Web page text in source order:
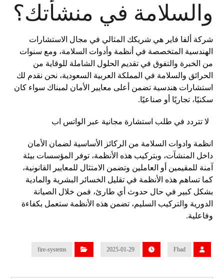
والسلامة في منشأتك؟
شركة ألفا فاير هي شريكك المثالي في مجال الاستشارات
الهندسية المتخصصة في أنظمة وأدوات السلامة، ومع سنوات
من الخبرة والتفوق في تقديم الحلول الشاملة للوقاية من
الحرائق والسلامة في المملكة العربية السعودية، نحن نقدم لك
استشارات هندسية تضمن أعلى معايير الأمان لمبناك سواء كان
سكنيًا، تجاريًا أو صناعيًا.
لا تتردد في طلب استشارة مجانية عبر الواتس اب
انظمة وادوات السلامة من الركائز الأساسية لضمان الأمان
داخل المنشآت، وبتركيب هذه الأنظمة، توفر المؤسسات بيئة
آمنة للمقيمين أو العاملين وتضمن الامتثال للمعايير القانونية،
كما تساهم هذه الأنظمة في تقليل الخسائر البشرية والمادية
بشكل كبير في حال حدوث أي طارئ، فمن خلال الصيانة
الدورية والتركيب السليم، تضمن هذه الأنظمة ستعمل بكفاءة
وفاعلية.
Fhad
2025-01-29
fire-systems